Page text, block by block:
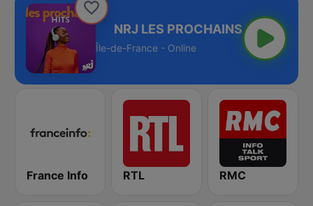
HITS
Île-de-France - Online
France Info RTL RMC